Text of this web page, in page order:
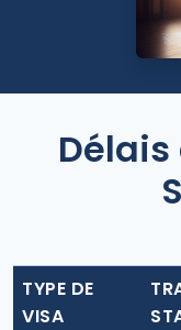
TYPE DE
VISA